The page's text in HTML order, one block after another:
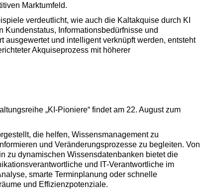
Marktumfeld.
verdeutlicht, wie auch die Kaltakquise durch KI
Kundenstatus, Informationsbedürfnisse und
ausgewertet und intelligent verknüpft werden, entsteht
Akquiseprozess mit höherer
„KI-Pioniere“ findet am 22. August zum
die helfen, Wissensmanagement zu
und Veränderungsprozesse zu begleiten. Von
zu dynamischen Wissensdatenbanken bietet die
und IT-Verantwortliche im
smarte Terminplanung oder schnelle
und Effizienzpotenziale.